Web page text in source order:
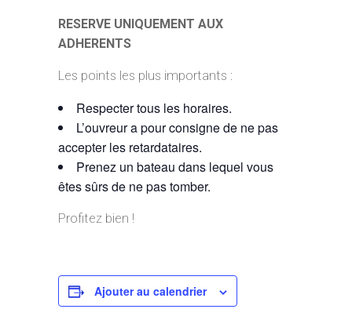
RESERVE UNIQUEMENT AUX
ADHERENTS
Les points les plus importants :
Respecter tous les horaires.
L’ouvreur a pour consigne de ne pas
accepter les retardataires.
Prenez un bateau dans lequel vous
êtes sûrs de ne pas tomber.
Profitez bien !
Ajouter au calendrier